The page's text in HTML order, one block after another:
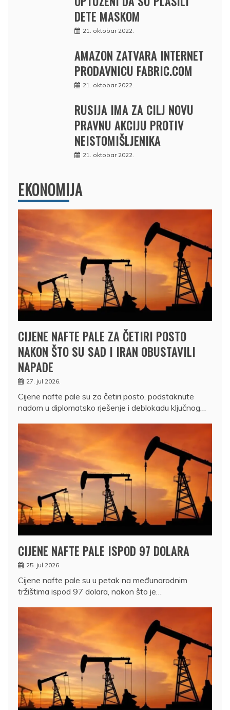
DETE MASKOM
21. oktobar 2022.
AMAZON ZATVARA INTERNET
PRODAVNICU FABRIC.COM
21. oktobar 2022.
RUSIJA IMA ZA CILJ NOVU
PRAVNU AKCIJU PROTIV
NEISTOMIŠLJENIKA
21. oktobar 2022.
EKONOMIJA
CIJENE NAFTE PALE ZA ČETIRI POSTO
NAKON ŠTO SU SAD I IRAN OBUSTAVILI
NAPADE
27. jul 2026.
Cijene nafte pale su za četiri posto, podstaknute
nadom u diplomatsko rješenje i deblokadu ključnog…
CIJENE NAFTE PALE ISPOD 97 DOLARA
25. jul 2026.
Cijene nafte pale su u petak na međunarodnim
tržištima ispod 97 dolara, nakon što je…